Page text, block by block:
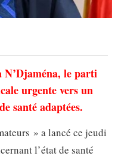
N’Djaména, le parti
urgente vers un
santé adaptées.
» a lancé ce jeudi
l’état de santé